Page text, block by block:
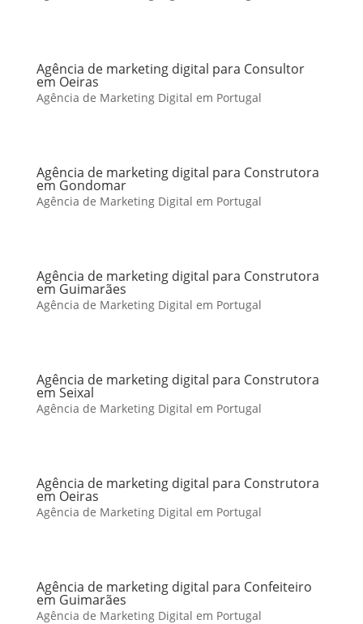
Agência de marketing digital para Consultor
em Oeiras
Agência de Marketing Digital em Portugal
Agência de marketing digital para Construtora
em Gondomar
Agência de Marketing Digital em Portugal
Agência de marketing digital para Construtora
em Guimarães
Agência de Marketing Digital em Portugal
Agência de marketing digital para Construtora
em Seixal
Agência de Marketing Digital em Portugal
Agência de marketing digital para Construtora
em Oeiras
Agência de Marketing Digital em Portugal
Agência de marketing digital para Confeiteiro
em Guimarães
Agência de Marketing Digital em Portugal